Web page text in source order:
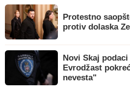
Protestno
protiv dolaska
Novi Skaj
Evrodžast
nevesta"